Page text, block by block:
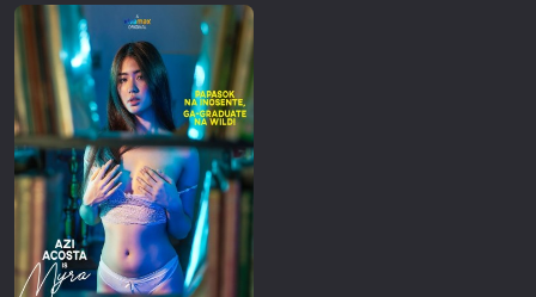
Επιστημονικής Φαντασίας
Εποχής
Ευρωπαικός Κινηματογράφος
Θρησκευτικές